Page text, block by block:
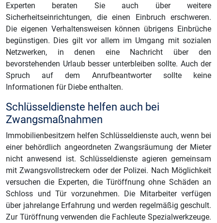
Experten beraten Sie auch über weitere
Sicherheitseinrichtungen, die einen Einbruch erschweren.
Die eigenen Verhaltensweisen können übrigens Einbrüche
begünstigen. Dies gilt vor allem im Umgang mit sozialen
Netzwerken, in denen eine Nachricht über den
bevorstehenden Urlaub besser unterbleiben sollte. Auch der
Spruch auf dem Anrufbeantworter sollte keine
Informationen für Diebe enthalten.
Schlüsseldienste helfen auch bei
Zwangsmaßnahmen
Immobilienbesitzern helfen Schlüsseldienste auch, wenn bei
einer behördlich angeordneten Zwangsräumung der Mieter
nicht anwesend ist. Schlüsseldienste agieren gemeinsam
mit Zwangsvollstreckern oder der Polizei. Nach Möglichkeit
versuchen die Experten, die Türöffnung ohne Schäden an
Schloss und Tür vorzunehmen. Die Mitarbeiter verfügen
über jahrelange Erfahrung und werden regelmäßig geschult.
Zur Türöffnung verwenden die Fachleute Spezialwerkzeuge.